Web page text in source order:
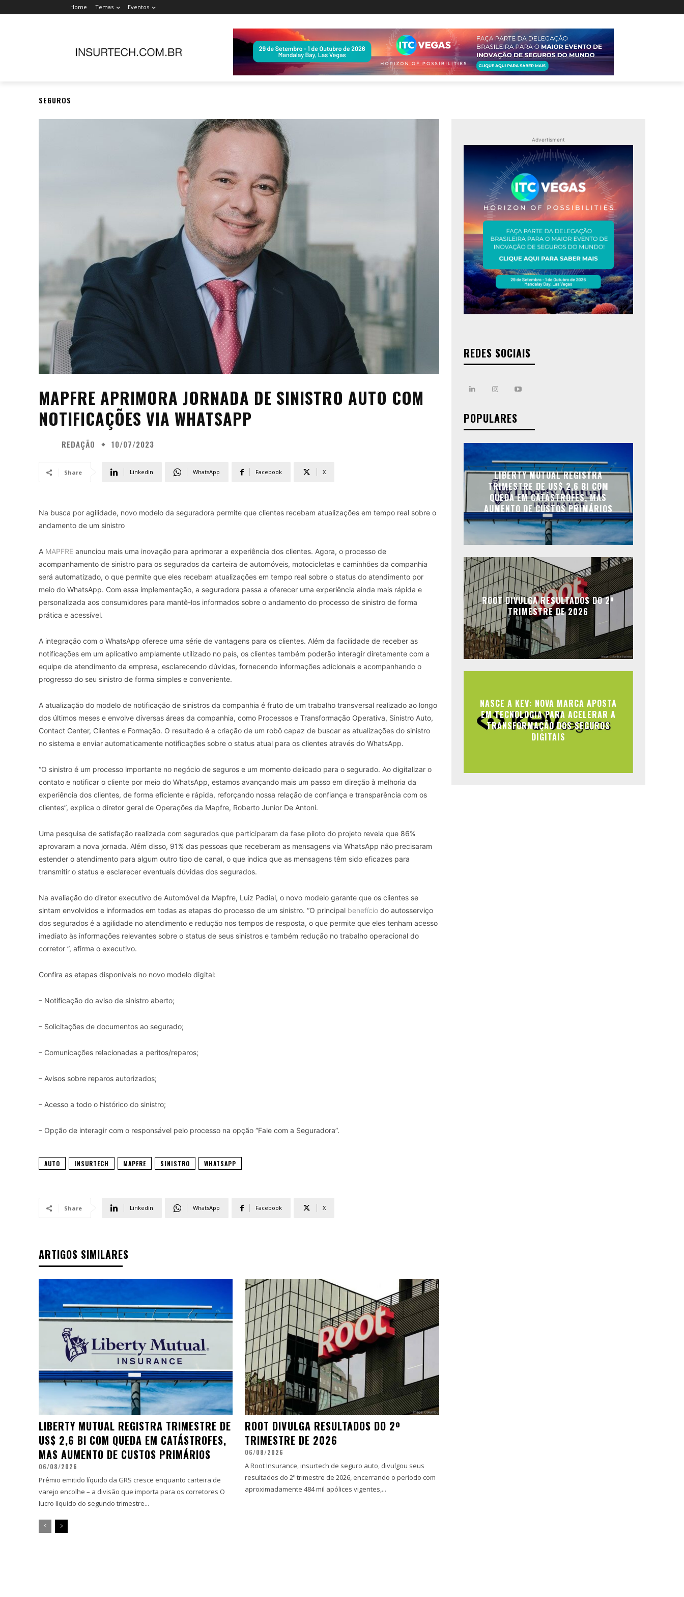
Home Temas Eventos
SEGUROS
MAPFRE APRIMORA JORNADA DE SINISTRO AUTO COM
NOTIFICAÇÕES VIA WHATSAPP
REDAÇÃO 10/07/2023
Share Linkedin WhatsApp Facebook X
Na busca por agilidade, novo modelo da seguradora permite que clientes recebam atualizações em tempo real sobre o
andamento de um sinistro
A MAPFRE anunciou mais uma inovação para aprimorar a experiência dos clientes. Agora, o processo de
acompanhamento de sinistro para os segurados da carteira de automóveis, motocicletas e caminhões da companhia
será automatizado, o que permite que eles recebam atualizações em tempo real sobre o status do atendimento por
meio do WhatsApp. Com essa implementação, a seguradora passa a oferecer uma experiência ainda mais rápida e
personalizada aos consumidores para mantê-los informados sobre o andamento do processo de sinistro de forma
prática e acessível.
A integração com o WhatsApp oferece uma série de vantagens para os clientes. Além da facilidade de receber as
notificações em um aplicativo amplamente utilizado no país, os clientes também poderão interagir diretamente com a
equipe de atendimento da empresa, esclarecendo dúvidas, fornecendo informações adicionais e acompanhando o
progresso do seu sinistro de forma simples e conveniente.
A atualização do modelo de notificação de sinistros da companhia é fruto de um trabalho transversal realizado ao longo
dos últimos meses e envolve diversas áreas da companhia, como Processos e Transformação Operativa, Sinistro Auto,
Contact Center, Clientes e Formação. O resultado é a criação de um robô capaz de buscar as atualizações do sinistro
no sistema e enviar automaticamente notificações sobre o status atual para os clientes através do WhatsApp.
“O sinistro é um processo importante no negócio de seguros e um momento delicado para o segurado. Ao digitalizar o
contato e notificar o cliente por meio do WhatsApp, estamos avançando mais um passo em direção à melhoria da
experiência dos clientes, de forma eficiente e rápida, reforçando nossa relação de confiança e transparência com os
clientes”, explica o diretor geral de Operações da Mapfre, Roberto Junior De Antoni.
Uma pesquisa de satisfação realizada com segurados que participaram da fase piloto do projeto revela que 86%
aprovaram a nova jornada. Além disso, 91% das pessoas que receberam as mensagens via WhatsApp não precisaram
estender o atendimento para algum outro tipo de canal, o que indica que as mensagens têm sido eficazes para
transmitir o status e esclarecer eventuais dúvidas dos segurados.
Na avaliação do diretor executivo de Automóvel da Mapfre, Luiz Padial, o novo modelo garante que os clientes se
sintam envolvidos e informados em todas as etapas do processo de um sinistro. “O principal benefício do autosserviço
dos segurados é a agilidade no atendimento e redução nos tempos de resposta, o que permite que eles tenham acesso
imediato às informações relevantes sobre o status de seus sinistros e também redução no trabalho operacional do
corretor ”, afirma o executivo.
Confira as etapas disponíveis no novo modelo digital:
– Notificação do aviso de sinistro aberto;
– Solicitações de documentos ao segurado;
– Comunicações relacionadas a peritos/reparos;
– Avisos sobre reparos autorizados;
– Acesso a todo o histórico do sinistro;
– Opção de interagir com o responsável pelo processo na opção “Fale com a Seguradora”.
AUTO INSURTECH MAPFRE SINISTRO WHATSAPP
Share Linkedin WhatsApp Facebook X
ARTIGOS SIMILARES
LIBERTY MUTUAL REGISTRA TRIMESTRE DE
US$ 2,6 BI COM QUEDA EM CATÁSTROFES,
MAS AUMENTO DE CUSTOS PRIMÁRIOS
06/08/2026
Prêmio emitido líquido da GRS cresce enquanto carteira de
varejo encolhe – a divisão que importa para os corretores O
lucro líquido do segundo trimestre...
ROOT DIVULGA RESULTADOS DO 2º
TRIMESTRE DE 2026
06/08/2026
A Root Insurance, insurtech de seguro auto, divulgou seus
resultados do 2º trimestre de 2026, encerrando o período com
aproximadamente 484 mil apólices vigentes,...
Advertisment
REDES SOCIAIS
POPULARES
LIBERTY MUTUAL REGISTRA
TRIMESTRE DE US$ 2,6 BI COM
QUEDA EM CATÁSTROFES, MAS
AUMENTO DE CUSTOS PRIMÁRIOS
ROOT DIVULGA RESULTADOS DO 2º
TRIMESTRE DE 2026
NASCE A KEV: NOVA MARCA APOSTA
EM TECNOLOGIA PARA ACELERAR A
TRANSFORMAÇÃO DOS SEGUROS
DIGITAIS